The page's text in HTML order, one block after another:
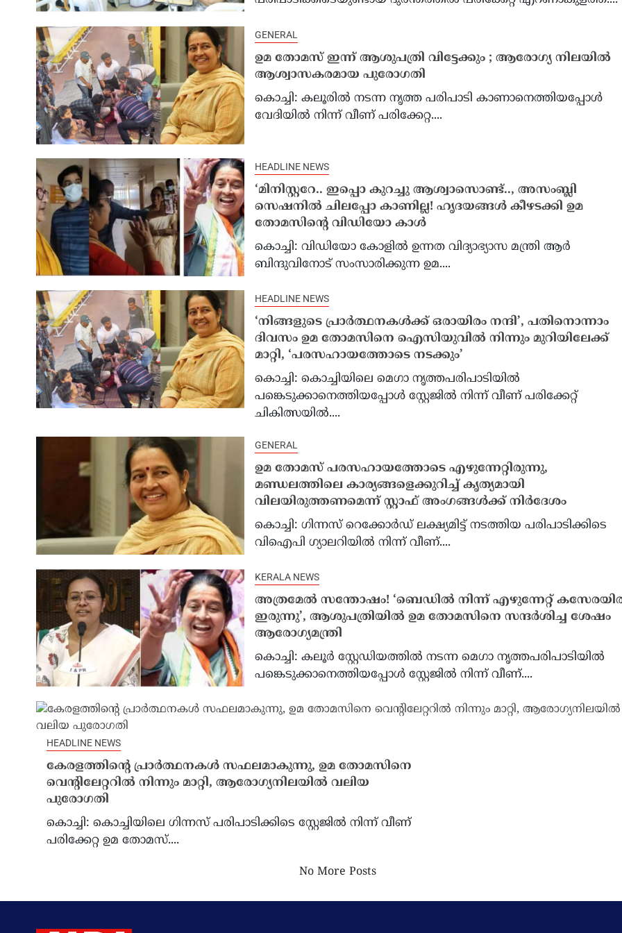
GENERAL
ഉമ തോമസ് ഇന്ന് ആശുപത്രി വിട്ടേക്കും ; ആരോഗ്യ നിലയില്‍
ആശ്വാസകരമായ പുരോഗതി
കൊച്ചി: കലൂരില്‍ നടന്ന നൃത്ത പരിപാടി കാണാനെത്തിയപ്പോള്‍
വേദിയില്‍ നിന്ന് വീണ് പരിക്കേറ്റ....
HEADLINE NEWS
‘മിനിസ്റ്ററേ.. ഇപ്പൊ കുറച്ചു ആശ്വാസൊണ്ട്.., അസംബ്ലി
സെഷനിൽ ചിലപ്പോ കാണില്ല! ഹൃദയങ്ങൾ കീഴടക്കി ഉമ
തോമസിന്റെ വിഡിയോ കാൾ
കൊച്ചി: വിഡിയോ കോളിൽ ഉന്നത വിദ്യാഭ്യാസ മന്ത്രി ആർ
ബിന്ദുവിനോട് സംസാരിക്കുന്ന ഉമ....
HEADLINE NEWS
‘നിങ്ങളുടെ പ്രാർത്ഥനകൾക്ക് ഒരായിരം നന്ദി’, പതിനൊന്നാം
ദിവസം ഉമ തോമസിനെ ഐസിയുവിൽ നിന്നും മുറിയിലേക്ക്
മാറ്റി, ‘പരസഹായത്തോടെ നടക്കും’
കൊച്ചി: കൊച്ചിയിലെ മെഗാ നൃത്തപരിപാടിയില്‍
പങ്കെടുക്കാനെത്തിയപ്പോൾ സ്റ്റേജിൽ നിന്ന് വീണ് പരിക്കേറ്റ്
ചികിത്സയില്‍....
GENERAL
ഉമ തോമസ് പരസഹായത്തോടെ എഴുന്നേറ്റിരുന്നു,
മണ്ഡലത്തിലെ കാര്യങ്ങളെക്കുറിച്ച് കൃത്യമായി
വിലയിരുത്തണമെന്ന് സ്റ്റാഫ് അംഗങ്ങള്‍ക്ക് നിര്‍ദേശം
കൊച്ചി: ഗിന്നസ് റെക്കോര്‍ഡ് ലക്ഷ്യമിട്ട് നടത്തിയ പരിപാടിക്കിടെ
വിഐപി ഗ്യാലറിയില്‍ നിന്ന് വീണ്....
KERALA NEWS
അത്രമേൽ സന്തോഷം! ‘ബെഡിൽ നിന്ന് എഴുന്നേറ്റ്
ഇരുന്നു’, ആശുപത്രിയിൽ ഉമ തോമസിനെ സന്ദര്‍ശിച്ച ശേഷം
ആരോഗ്യമന്ത്രി
കൊച്ചി: കലൂര്‍ സ്റ്റേഡിയത്തില്‍ നടന്ന മെഗാ നൃത്തപരിപാടിയില്‍
പങ്കെടുക്കാനെത്തിയപ്പോൾ സ്റ്റേജിൽ നിന്ന് വീണ്....
HEADLINE NEWS
കേരളത്തിന്‍റെ പ്രാർത്ഥനകൾ സഫലമാകുന്നു, ഉമ തോമസിനെ
വെന്റിലേറ്ററിൽ നിന്നും മാറ്റി, ആരോഗ്യനിലയിൽ വലിയ
പുരോഗതി
കൊച്ചി: കൊച്ചിയിലെ ഗിന്നസ് പരിപാടിക്കിടെ സ്റ്റേജിൽ നിന്ന് വീണ്
പരിക്കേറ്റ ഉമ തോമസ്....
No More Posts